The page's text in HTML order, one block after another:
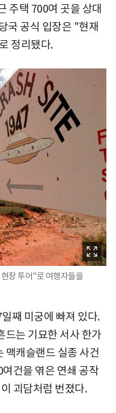
주택 700여 곳을 상대
국 공식 입장은 "현재
정리됐다.
장 투어"로 여행자들을
째 미궁에 빠져 있다.
드는 기묘한 서사 한가
맥캐슬랜드 실종 사건
건을 엮은 연쇄 공작
괴담처럼 번졌다.